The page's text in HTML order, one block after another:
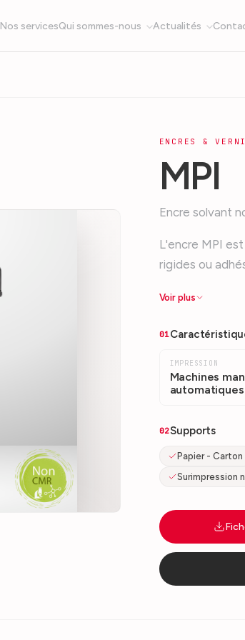
Nos servicesQui sommes-nous Actualités
ENCRES &
MPI
Encre solvant
L'encre MPI
rigides ou
Voir plus
01
IMPRESSION
Machines
02Supports
Papier - Carton
Surimpression